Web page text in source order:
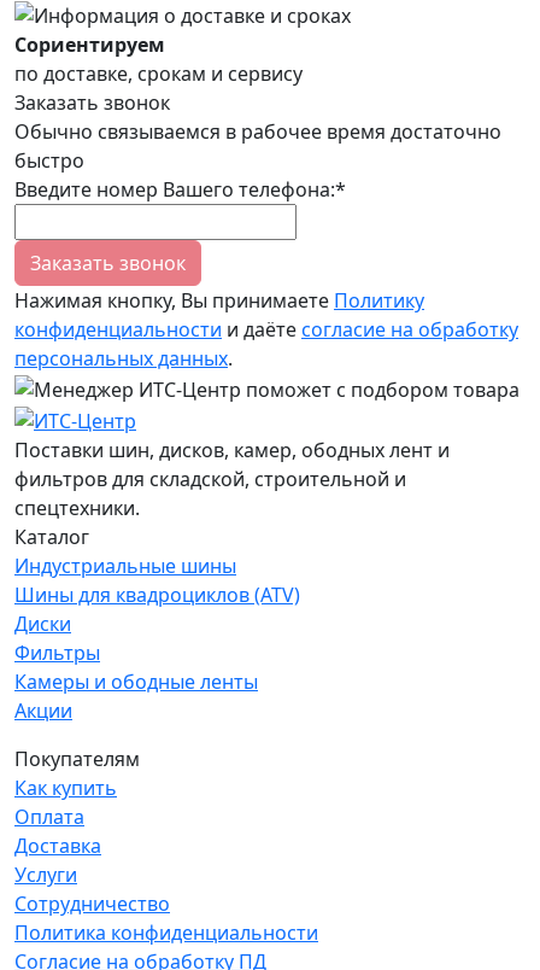
Сориентируем
по доставке, срокам и сервису
Заказать звонок
Обычно связываемся в рабочее время достаточно
быстро
Введите номер Вашего телефона:*
Заказать звонок
Нажимая кнопку, Вы принимаете Политику
конфиденциальности и даётесогласие на обработку
персональных данных.
Поставки шин, дисков, камер, ободных лент и
фильтров для складской, строительной и
спецтехники.
Каталог
Индустриальные шины
Шины для квадроциклов (ATV)
Диски
Фильтры
Камеры и ободные ленты
Акции
Покупателям
Как купить
Оплата
Доставка
Услуги
Сотрудничество
Политика конфиденциальности
Согласие на обработку ПД